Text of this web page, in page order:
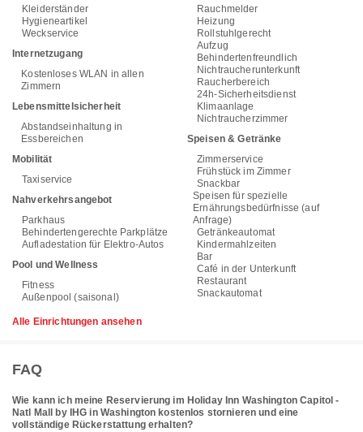
Kleiderständer
Hygieneartikel
Weckservice
Internetzugang
Kostenloses WLAN in allen
Zimmern
Lebensmittelsicherheit
Abstandseinhaltung in
Essbereichen
Mobilität
Taxiservice
Nahverkehrsangebot
Parkhaus
Behindertengerechte Parkplätze
Aufladestation für Elektro-Autos
Pool und Wellness
Fitness
Außenpool (saisonal)
Rauchmelder
Heizung
Rollstuhlgerecht
Aufzug
Behindertenfreundlich
Nichtraucherunterkunft
Raucherbereich
24h-Sicherheitsdienst
Klimaanlage
Nichtraucherzimmer
Speisen & Getränke
Zimmerservice
Frühstück im Zimmer
Snackbar
Speisen für spezielle
Ernährungsbedürfnisse (auf
Anfrage)
Getränkeautomat
Kindermahlzeiten
Bar
Café in der Unterkunft
Restaurant
Snackautomat
Alle Einrichtungen ansehen
FAQ
Wie kann ich meine Reservierung im Holiday Inn Washington Capitol -
Natl Mall by IHG in Washington kostenlos stornieren und eine
vollständige Rückerstattung erhalten?